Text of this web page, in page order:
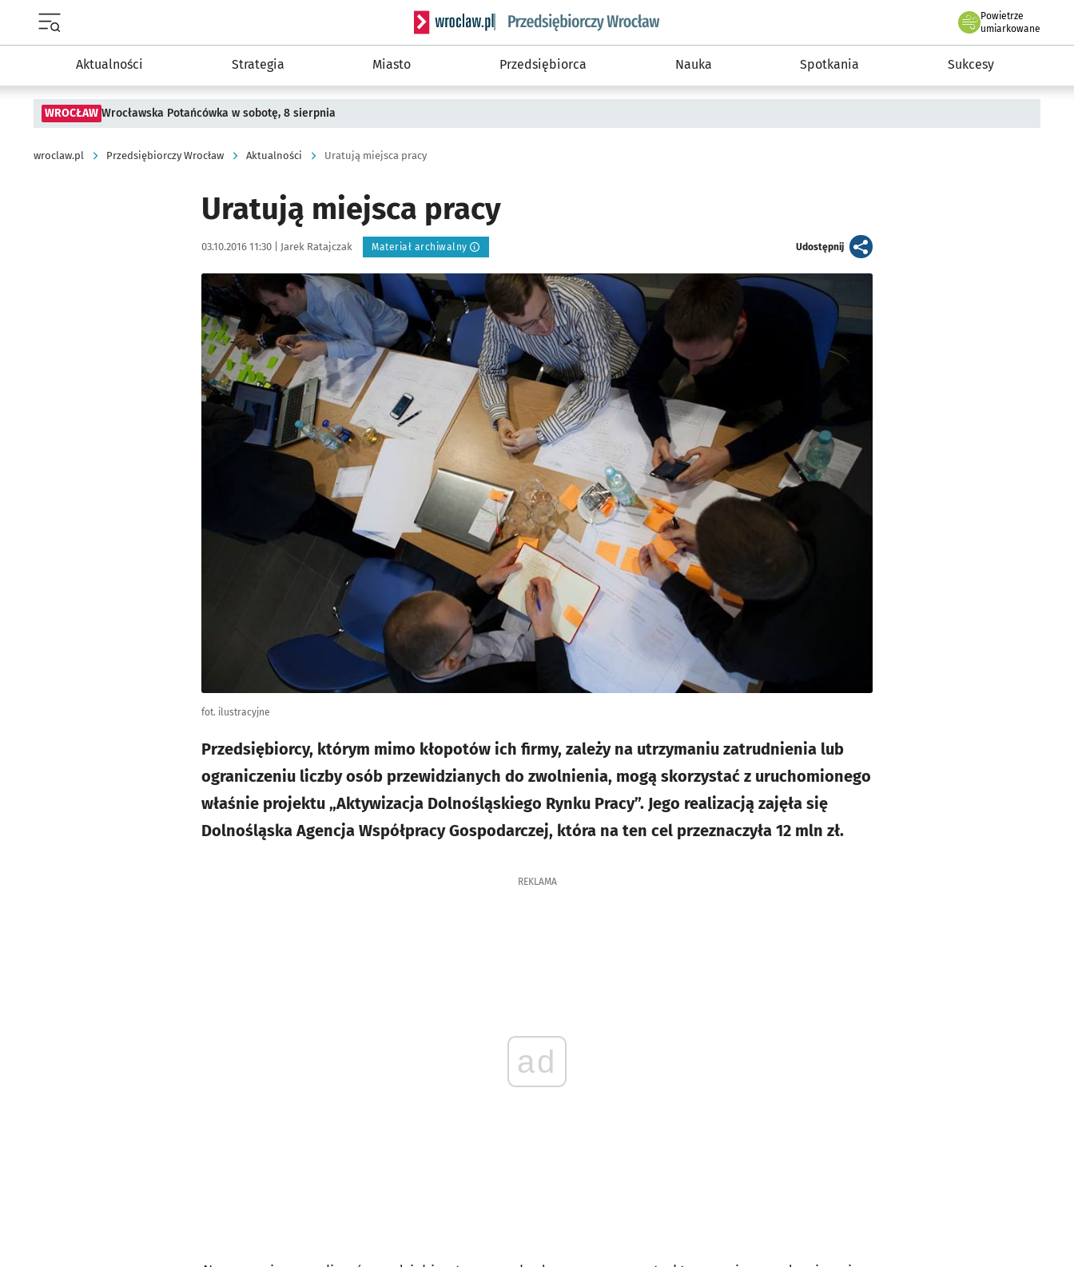
Serwis informacyjny wroclaw.pl podserwis: Strategia rozwoju przedsiębiorczości miasta Wrocławia
Powietrze
we Wrocławiu
umiarkowane
Aktualności Strategia Miasto Przedsiębiorca Nauka Spotkania Sukcesy
WROCŁAW Wrocławska Potańcówka w sobotę, 8 sierpnia
wroclaw.pl Przedsiębiorczy Wrocław Aktualności Uratują miejsca pracy
Uratują miejsca pracy
Data publikacji:
03.10.2016 11:30 | Autor:
Jarek Ratajczak Materiał archiwalny Udostępnijartykuł
Kliknij, aby powiększyć
fot. ilustracyjne
Przedsiębiorcy, którym mimo kłopotów ich firmy, zależy na utrzymaniu zatrudnienia lub
ograniczeniu liczby osób przewidzianych do zwolnienia, mogą skorzystać z uruchomionego
właśnie projektu „Aktywizacja Dolnośląskiego Rynku Pracy”. Jego realizacją zajęła się
Dolnośląska Agencja Współpracy Gospodarczej, która na ten cel przeznaczyła 12 mln zł.
REKLAMA
ad